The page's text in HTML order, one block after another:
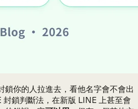
鎖你的人拉進去，看他名字會不會出
鎖判斷法，在新版 LINE 上甚至會